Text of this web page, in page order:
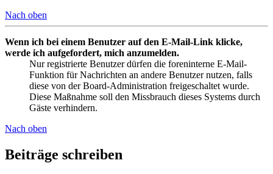
Nach oben
Wenn ich bei einem Benutzer auf den E-Mail-Link klicke,
werde ich aufgefordert, mich anzumelden.
Nur registrierte Benutzer dürfen die foreninterne E-Mail-
Funktion für Nachrichten an andere Benutzer nutzen, falls
diese von der Board-Administration freigeschaltet wurde.
Diese Maßnahme soll den Missbrauch dieses Systems durch
Gäste verhindern.
Nach oben
Beiträge schreiben